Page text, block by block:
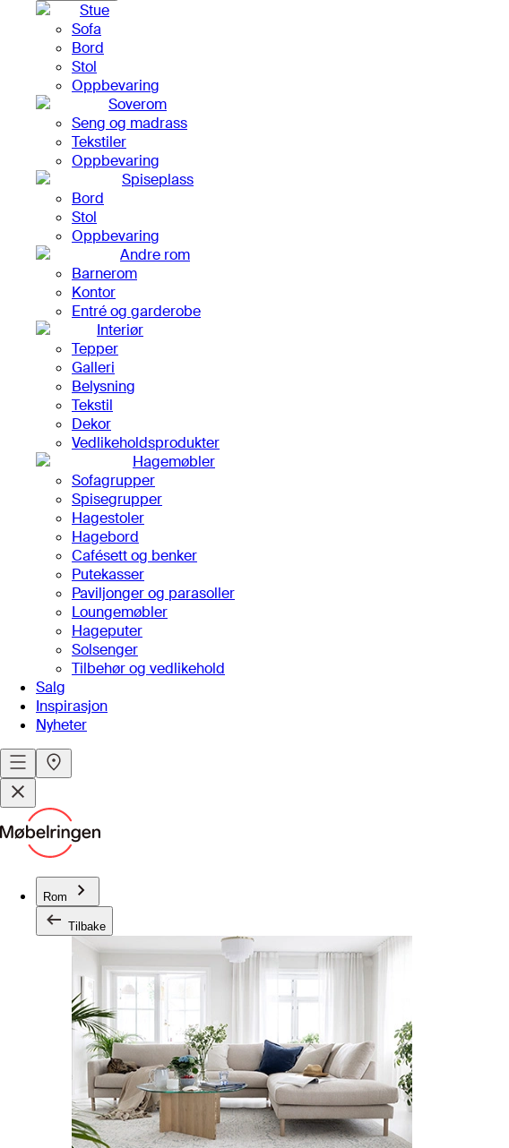
Stue
Sofa
Bord
Stol
Oppbevaring
Soverom
Seng og madrass
Tekstiler
Oppbevaring
Spiseplass
Bord
Stol
Oppbevaring
Andre rom
Barnerom
Kontor
Entré og garderobe
Interiør
Tepper
Galleri
Belysning
Tekstil
Dekor
Vedlikeholdsprodukter
Hagemøbler
Sofagrupper
Spisegrupper
Hagestoler
Hagebord
Cafésett og benker
Putekasser
Paviljonger og parasoller
Loungemøbler
Hageputer
Solsenger
Tilbehør og vedlikehold
Salg
Inspirasjon
Nyheter
Rom
Tilbake